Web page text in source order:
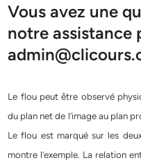
Vous avez une
notre assistance
Le flou peut être observé
du plan net de l’image au plan
Le flou est marqué sur les
montre l’exemple. La relation